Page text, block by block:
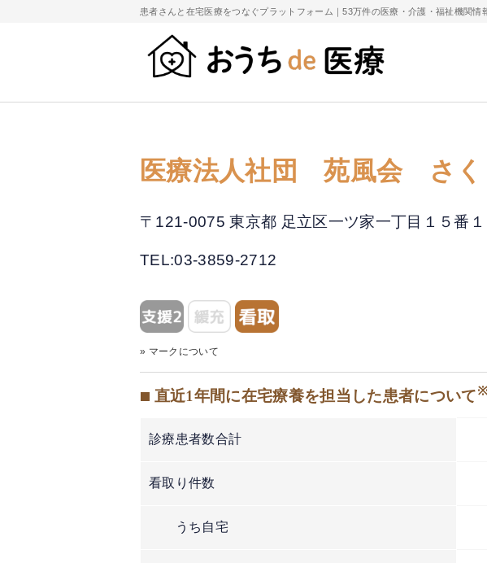
患者さんと在宅医療をつなぐプラットフォーム｜53万件の医療・介護・福祉機関情
医療法人社団 苑風会 さく
〒121-0075 東京都 足立区一ツ家一丁目１５番
TEL:03-3859-2712
» マークについて
■ 直近1年間に在宅療養を担当した患者について
診療患者数合計
看取り件数
うち自宅